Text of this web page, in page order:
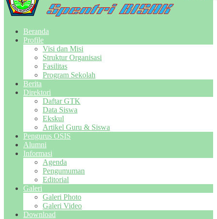
Beranda
Profile
Visi dan Misi
Struktur Organisasi
Fasilitas
Program Sekolah
Berita
Direktori
Daftar GTK
Data Siswa
Ekskul
Artikel Guru & Siswa
Pengurus OSIS
Alumni
Informasi
Agenda
Pengumuman
Editorial
Galeri
Galeri Photo
Galeri Video
Download